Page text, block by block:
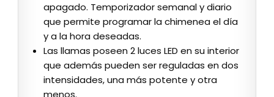
apagado. Temporizador semanal y diario
que permite programar la chimenea el día
y a la hora deseadas.
Las llamas poseen 2 luces LED en su interior
que además pueden ser reguladas en dos
intensidades, una más potente y otra